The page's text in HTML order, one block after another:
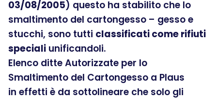
03/08/2005) questo ha stabilito che lo
smaltimento del cartongesso – gesso e
stucchi, sono tutti classificati come rifiuti
speciali unificandoli.
Elenco ditte Autorizzate per lo
Smaltimento del Cartongesso a Plaus
in effetti è da sottolineare che solo gli